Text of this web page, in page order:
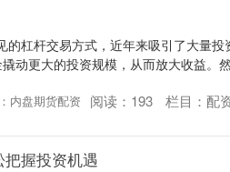
杠杆交易方式，近年来吸引了大量投
动更大的投资规模，从而放大收益。
内盘期货配资 阅读： 193 栏目： 配
握投资机遇